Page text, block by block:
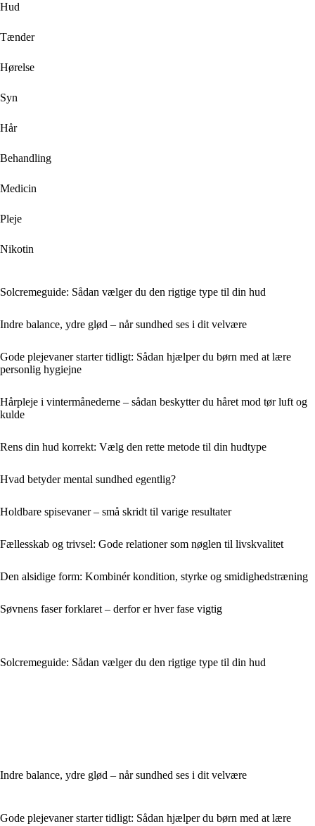
Hud
Tænder
Hørelse
Syn
Hår
Behandling
Medicin
Pleje
Nikotin
Solcremeguide: Sådan vælger du den rigtige type til din hud
Indre balance, ydre glød – når sundhed ses i dit velvære
Gode plejevaner starter tidligt: Sådan hjælper du børn med at lære
personlig hygiejne
Hårpleje i vintermånederne – sådan beskytter du håret mod tør luft og
kulde
Rens din hud korrekt: Vælg den rette metode til din hudtype
Hvad betyder mental sundhed egentlig?
Holdbare spisevaner – små skridt til varige resultater
Fællesskab og trivsel: Gode relationer som nøglen til livskvalitet
Den alsidige form: Kombinér kondition, styrke og smidighedstræning
Søvnens faser forklaret – derfor er hver fase vigtig
Solcremeguide: Sådan vælger du den rigtige type til din hud
Indre balance, ydre glød – når sundhed ses i dit velvære
Gode plejevaner starter tidligt: Sådan hjælper du børn med at lære